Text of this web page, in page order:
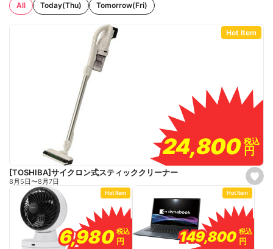
All Today(Thu) Tomorrow(Fri)
s
e
Hot Item
24,800
24,800税込
税込
円
円
[TOSHIBA]サイクロン式スティッククリーナー
8月5日〜8月7日
Hot Item
6,980
6,980税込
税込
円
円
Hot Item
149,800
149,800 税込
税込
円
円